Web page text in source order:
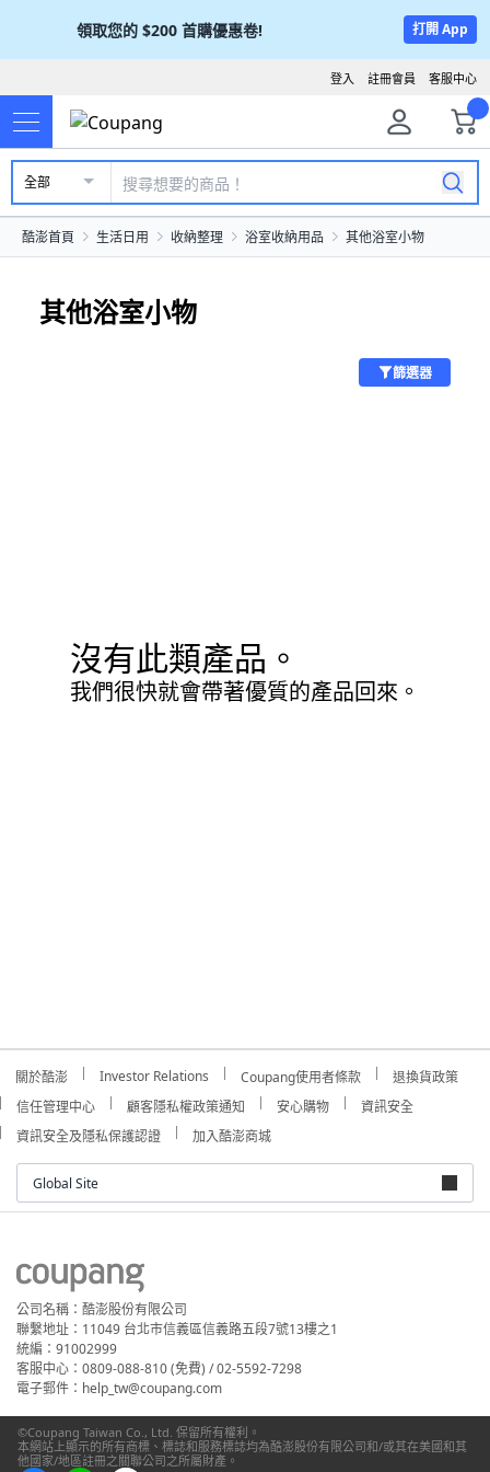
領取您的 $200 首購優惠卷! 打開 App
客服中心
註冊會員
登入
全部
酷澎首頁 生活日用 收納整理 浴室收納用品 其他浴室小物
其他浴室小物
篩選器
沒有此類產品。
我們很快就會帶著優質的產品回來。
關於酷澎 Investor Relations Coupang使用者條款
退換貨政策
信任管理中心
顧客隱私權政策通知 安心購物
資訊安全
資訊安全及隱私保護認證
加入酷澎商城
Global Site
公司名稱：酷澎股份有限公司
聯繫地址：11049 台北市信義區信義路五段7號13樓之1
統編：91002999
客服中心：0809-088-810 (免費) / 02-5592-7298
電子郵件：help_tw@coupang.com
©Coupang Taiwan Co., Ltd. 保留所有權利。
本網站上顯示的所有商標、標誌和服務標誌均為酷澎股份有限公司和/或其在美國和其
他國家/地區註冊之關聯公司之所屬財產。